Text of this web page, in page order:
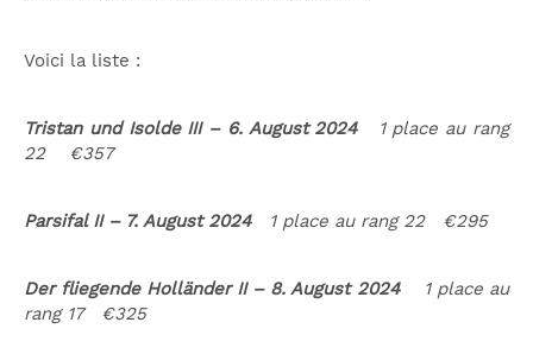
Voici la liste :
Tristan und Isolde III – 6. August 2024
1 place au rang
22 €357
Parsifal II – 7. August 2024 1 place au rang 22 €295
Der fliegende Holländer II – 8. August 2024
1 place au
rang 17 €325